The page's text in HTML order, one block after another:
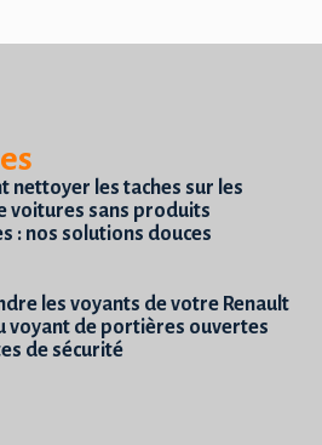
nettoyer les taches sur les
voitures sans produits
: nos solutions douces
les voyants de votre Renault
voyant de portières ouvertes
de sécurité